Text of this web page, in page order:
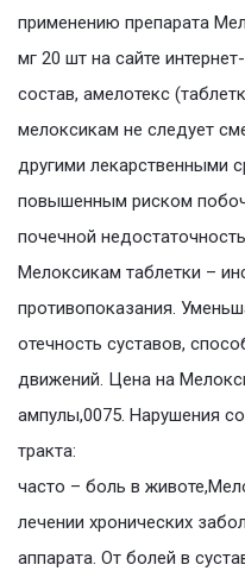
применению препарата
мг 20 шт на сайте
состав, амелотекс
мелоксикам не следует
другими лекарственными
повышенным риском
почечной
Мелоксикам таблетки –
противопоказания.
отечность суставов,
движений. Цена на
ампулы,0075. Нарушения
тракта:
часто – боль в
лечении хронических
аппарата. От болей в